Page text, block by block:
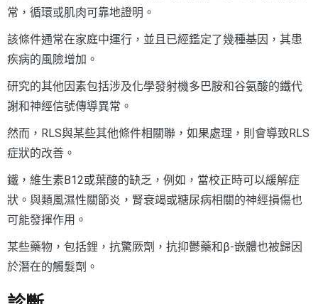
常，循環或肌肉可靠地證明。
該條件通常在家庭中運行，並且已經鑑定了幾種基因，其患
疾病的風險增加。
研究的其他因素包括涉及化學發射機多巴胺和谷氨酸的鐵代
謝和神經信號傳導異常。
然而，RLS與某些其他條件相關聯，如果處理，則會導致RLS
症狀的改善。
鐵，維生素B12或葉酸的缺乏，例如，當校正時可以緩解症
狀。與類風濕性關節炎，腎衰竭或糖尿病相關的神經損傷也
可能發揮作用。
某些藥物，包括鋰，抗驚厥劑，抗抑鬱藥和β-嵌體也被歸因
於潛在的觸髮劑。